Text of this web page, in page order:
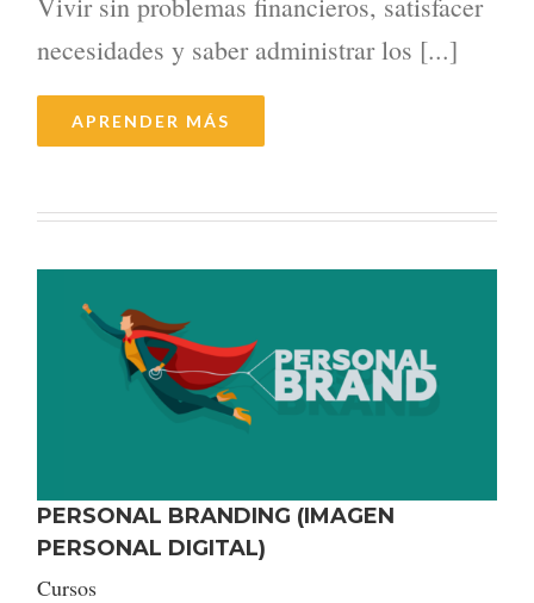
necesidades y saber administrar los [...]
APRENDER MÁS
PERSONAL BRANDING (IMAGEN
PERSONAL DIGITAL)
Cursos